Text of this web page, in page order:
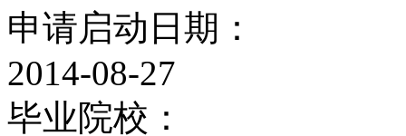
大学设施完备：大型图
的中央计算机系统；学
申请启动日期：
2014-08-27
毕业院校：